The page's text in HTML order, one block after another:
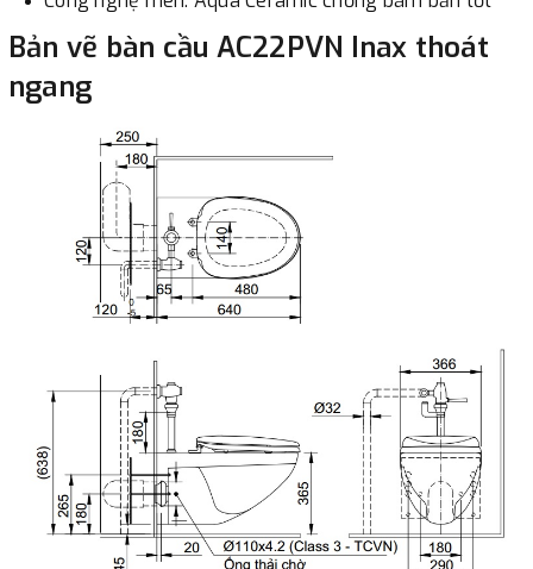
Bản vẽ bàn cầu AC22PVN Inax thoát
ngang